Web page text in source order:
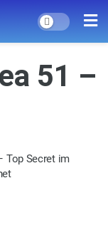
51 –
Top Secret im